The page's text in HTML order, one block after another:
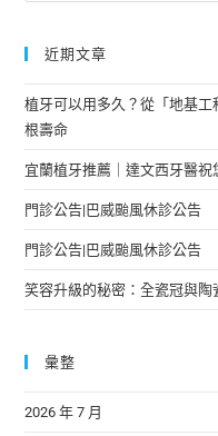
近期文章
植牙可以用多久？從「地基
根壽命
宜蘭植牙推薦｜達文西牙醫祝
門診公告|巴威颱風休診公告
門診公告|巴威颱風休診公告
笑容升級的秘密：全瓷冠與
彙整
2026 年 7 月